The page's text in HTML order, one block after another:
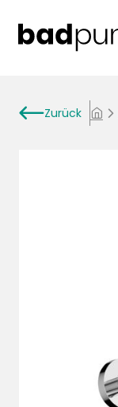
arrowLeftZurück home chevronRight